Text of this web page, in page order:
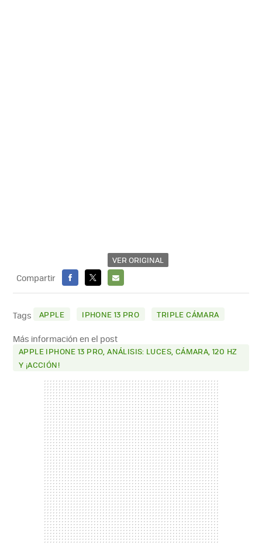
VER ORIGINAL
Compartir
FACEBOOK
X
E-
MAIL
Tags APPLE IPHONE 13 PRO TRIPLE CÁMARA
Más información en el post
APPLE IPHONE 13 PRO, ANÁLISIS: LUCES, CÁMARA, 120 HZ
Y ¡ACCIÓN!